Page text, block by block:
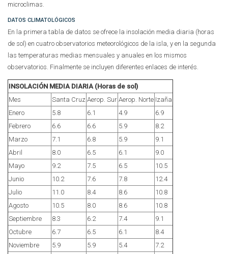
microclimas.
DATOS CLIMATOLÓGICOS
En la primera tabla de datos se ofrece la insolación media diaria (horas
de sol) en cuatro observatorios meteorológicos de la isla, y en la segunda
las temperaturas medias mensuales y anuales en los mismos
observatorios. Finalmente se incluyen diferentes enlaces de interés.
INSOLACIÓN MEDIA DIARIA (Horas de sol)
Mes
Santa Cruz Aerop. Sur Aerop. Norte Izaña
Enero
5.8 6.1 4.9
6.9
Febrero
6.6 6.6 5.9
8.2
Marzo
7.1 6.8 5.9
9.1
Abril
8.0 6.5 6.1
9.0
Mayo
9.2 7.5 6.5
10.5
Junio
10.2 7.6 7.8
12.4
Julio
11.0 8.4 8.6
10.8
Agosto
10.5 8.0 8.6
10.8
Septiembre
8.3 6.2 7.4
9.1
Octubre
6.7 6.5 6.1
8.4
Noviembre
5.9 5.9 5.4
7.2